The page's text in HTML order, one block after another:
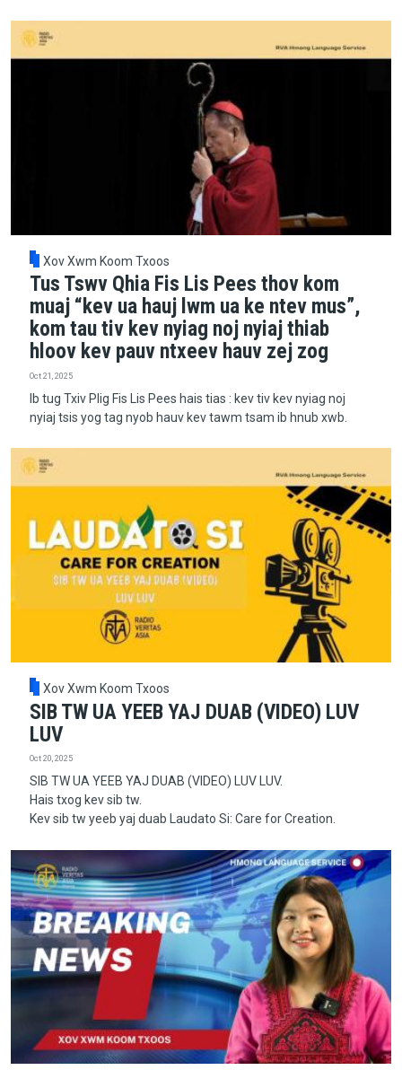
Xov Xwm Koom Txoos
Tus Tswv Qhia Fis Lis Pees thov kom
muaj “kev ua hauj lwm ua ke ntev mus”,
kom tau tiv kev nyiag noj nyiaj thiab
hloov kev pauv ntxeev hauv zej zog
Oct 21, 2025
Ib tug Txiv Plig Fis Lis Pees hais tias : kev tiv kev nyiag noj
nyiaj tsis yog tag nyob hauv kev tawm tsam ib hnub xwb.
Xov Xwm Koom Txoos
SIB TW UA YEEB YAJ DUAB (VIDEO) LUV
LUV
Oct 20, 2025
SIB TW UA YEEB YAJ DUAB (VIDEO) LUV LUV.
Hais txog kev sib tw.
Kev sib tw yeeb yaj duab Laudato Si: Care for Creation.